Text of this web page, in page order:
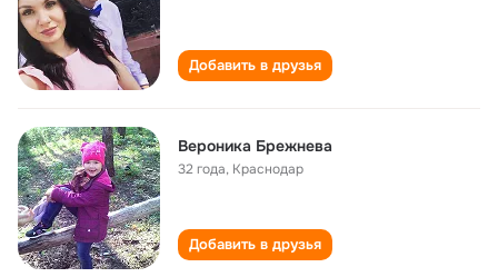
Добавить в друзья
Вероника Брежнева
32 года, Краснодар
Добавить в друзья